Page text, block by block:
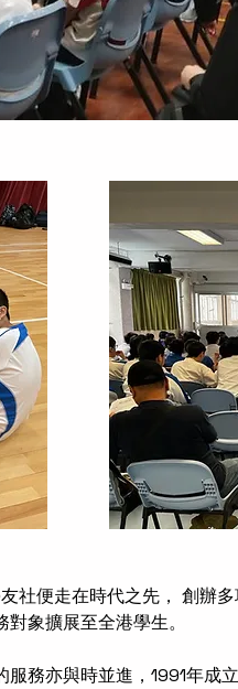
社便走在時代之先， 創辦
象擴展至全港學生。
務亦與時並進，1991年成